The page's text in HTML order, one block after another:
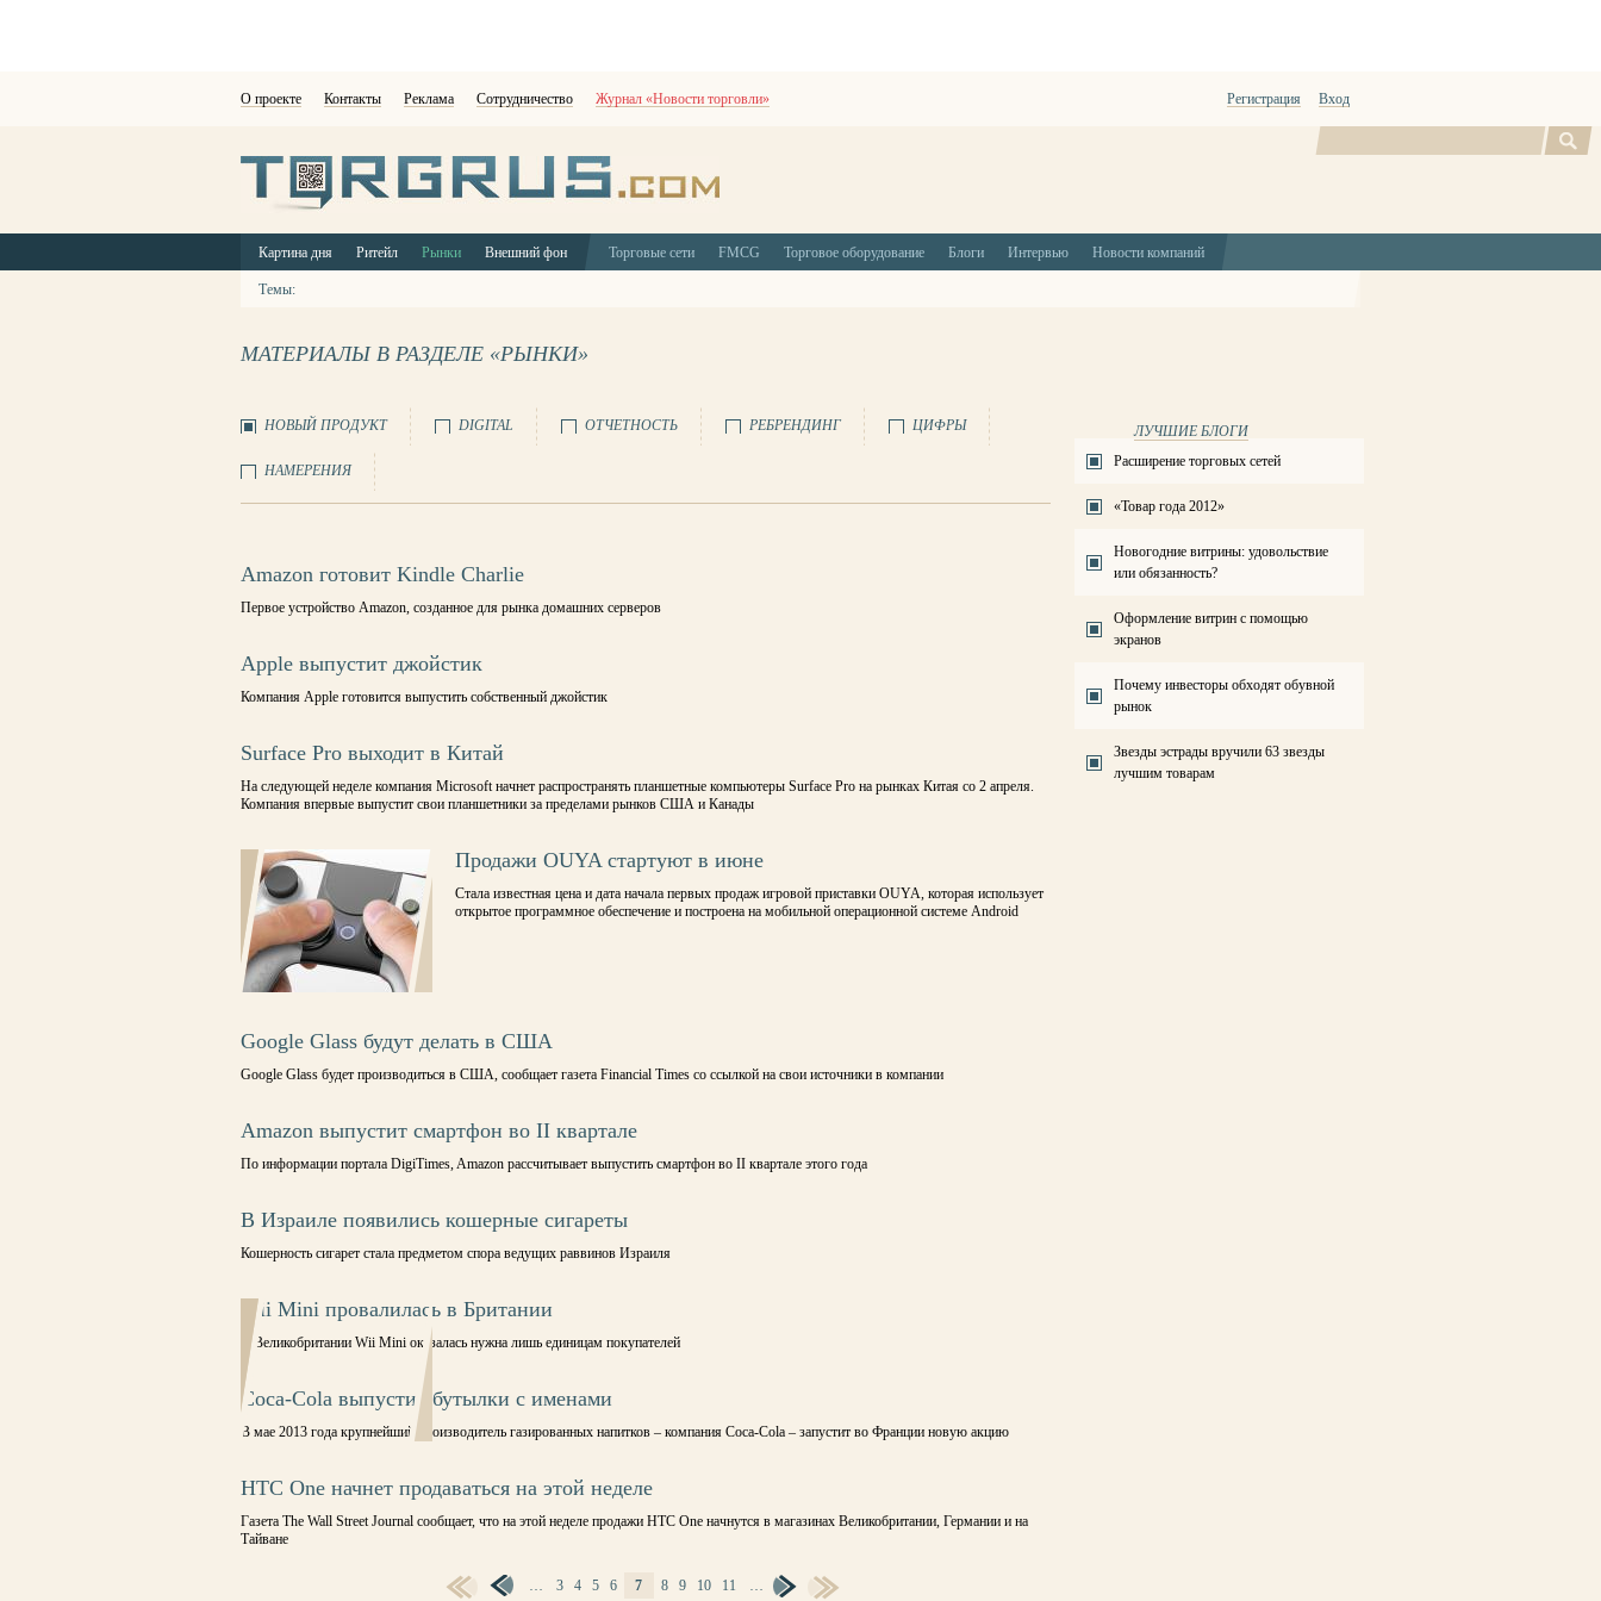
О проекте Контакты Реклама Сотрудничество Журнал «Новости торговли» Регистрация Вход
Поиск
Картина дня Ритейл Рынки Внешний фон Торговые сети FMCG Торговое оборудование Блоги Интервью Новости компаний
Темы:
МАТЕРИАЛЫ В РАЗДЕЛЕ «РЫНКИ»
НОВЫЙ ПРОДУКТ DIGITAL ОТЧЕТНОСТЬ РЕБРЕНДИНГ ЦИФРЫ
НАМЕРЕНИЯ
Amazon готовит Kindle Charlie
Первое устройство Amazon, созданное для рынка домашних серверов
Apple выпустит джойстик
Компания Apple готовится выпустить собственный джойстик
Surface Pro выходит в Китай
На следующей неделе компания Microsoft начнет распространять планшетные компьютеры Surface Pro на рынках Китая со 2 апреля.
Компания впервые выпустит свои планшетники за пределами рынков США и Канады
Продажи OUYA стартуют в июне
Стала известная цена и дата начала первых продаж игровой приставки OUYA, которая использует
открытое программное обеспечение и построена на мобильной операционной системе Android
Google Glass будут делать в США
Google Glass будет производиться в США, сообщает газета Financial Times со ссылкой на свои источники в компании
Amazon выпустит смартфон во II квартале
По информации портала DigiTimes, Amazon рассчитывает выпустить смартфон во II квартале этого года
В Израиле появились кошерные сигареты
Кошерность сигарет стала предметом спора ведущих раввинов Израиля
Wii Mini провалилась в Британии
В Великобритании Wii Mini оказалась нужна лишь единицам покупателей
Coca-Cola выпустит бутылки с именами
В мае 2013 года крупнейший производитель газированных напитков – компания Coca-Cola – запустит во Франции новую акцию
HTC One начнет продаваться на этой неделе
Газета The Wall Street Journal сообщает, что на этой неделе продажи HTC One начнутся в магазинах Великобритании, Германии и на
Тайване
… 3 4 5 6 7 8 9 10 11 …
ЛУЧШИЕ БЛОГИ
Расширение торговых сетей
«Товар года 2012»
Новогодние витрины: удовольствие
или обязанность?
Оформление витрин с помощью
экранов
Почему инвесторы обходят обувной
рынок
Звезды эстрады вручили 63 звезды
лучшим товарам